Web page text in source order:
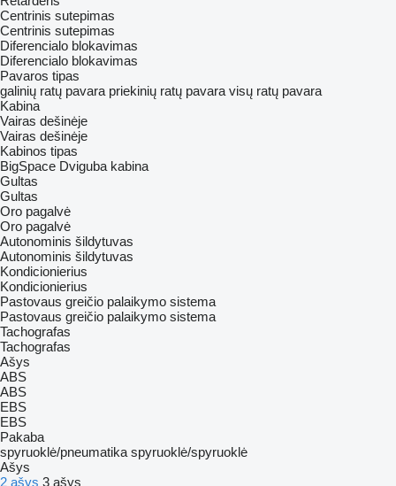
Centrinis sutepimas
Centrinis sutepimas
Diferencialo blokavimas
Diferencialo blokavimas
Pavaros tipas
galinių ratų pavara priekinių ratų pavara visų ratų pavara
Kabina
Vairas dešinėje
Vairas dešinėje
Kabinos tipas
BigSpace Dviguba kabina
Gultas
Gultas
Oro pagalvė
Oro pagalvė
Autonominis šildytuvas
Autonominis šildytuvas
Kondicionierius
Kondicionierius
Pastovaus greičio palaikymo sistema
Pastovaus greičio palaikymo sistema
Tachografas
Tachografas
Ašys
ABS
ABS
EBS
EBS
Pakaba
spyruoklė/pneumatika spyruoklė/spyruoklė
Ašys
2 ašys 3 ašys